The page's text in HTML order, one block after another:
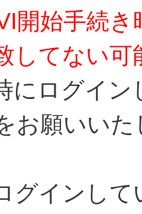
開始手続
してない
にログイ
お願いい
グインし